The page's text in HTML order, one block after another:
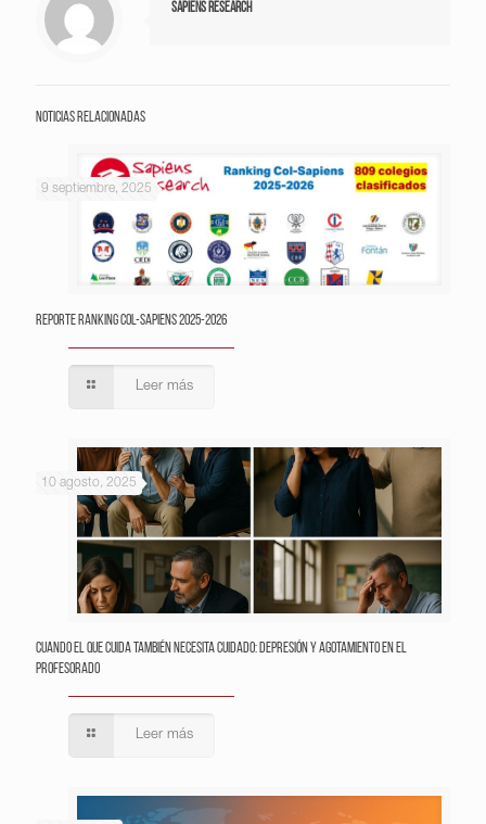
Sapiens Research
Noticias relacionadas
9 septiembre, 2025
Reporte Ranking Col-Sapiens 2025-2026
Leer más
10 agosto, 2025
Cuando el que cuida también necesita cuidado: depresión y agotamiento en el
profesorado
Leer más